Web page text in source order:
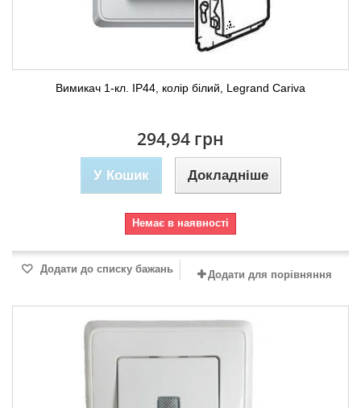
Вимикач 1-кл. ІР44, колір білий, Legrand Cariva
294,94 грн
У Кошик Докладніше
Немає в наявності
Додати до списку бажань Додати для порівняння